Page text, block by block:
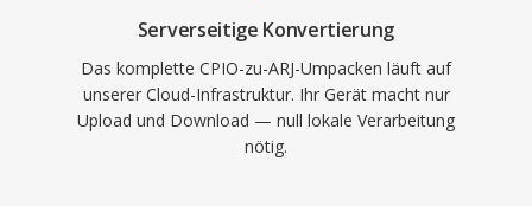
Serverseitige Konvertierung
Das komplette CPIO-zu-ARJ-Umpacken läuft auf
unserer Cloud-Infrastruktur. Ihr Gerät macht nur
Upload und Download — null lokale Verarbeitung
nötig.